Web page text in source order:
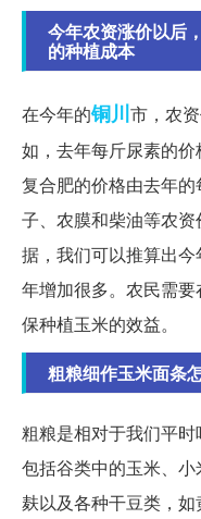
今年农资涨价以后
的种植成本
在今年的铜川市，农
如，去年每斤尿素的价
复合肥的价格由去年
子、农膜和柴油等农
据，我们可以推算出
年增加很多。农民需
保种植玉米的效益。
粗粮细作玉米面条
粗粮是相对于我们平
包括谷类中的玉米、
麸以及各种干豆类，